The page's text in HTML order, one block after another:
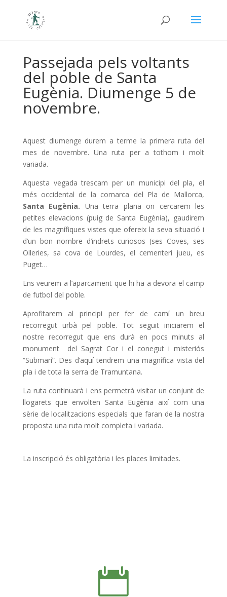
Passejada pels voltants
del poble de Santa
Eugènia. Diumenge 5 de
novembre.
Aquest diumenge durem a terme la primera ruta del
mes de novembre. Una ruta per a tothom i molt
variada.
Aquesta vegada trescam per un municipi del pla, el
més occidental de la comarca del Pla de Mallorca,
Santa Eugènia. Una terra plana on cercarem les
petites elevacions (puig de Santa Eugènia), gaudirem
de les magnífiques vistes que ofereix la seva situació i
d’un bon nombre d’indrets curiosos (ses Coves, ses
Olleries, sa cova de Lourdes, el cementeri jueu, es
Puget…
Ens veurem a l’aparcament que hi ha a devora el camp
de futbol del poble.
Aprofitarem al principi per fer de camí un breu
recorregut urbà pel poble. Tot seguit iniciarem el
nostre recorregut que ens durà en pocs minuts al
monument del Sagrat Cor i el conegut i misteriós
“Submarí”. Des d’aquí tendrem una magnífica vista del
pla i de tota la serra de Tramuntana.
La ruta continuarà i ens permetrà visitar un conjunt de
llogarets que envolten Santa Eugènia així com una
sèrie de localitzacions especials que faran de la nostra
proposta una ruta molt completa i variada.
La inscripció és obligatòria i les places limitades.
